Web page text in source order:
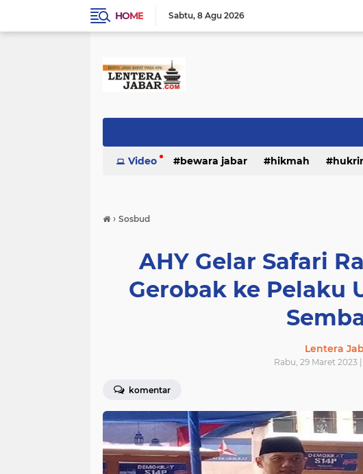
HOME Sabtu 8 Agu 2026
Video bewara jabar hikmah
› Sosbud
AHY Gelar Safari
Gerobak ke Pelaku
Lentera
Rabu, 29 Maret 2023
komentar